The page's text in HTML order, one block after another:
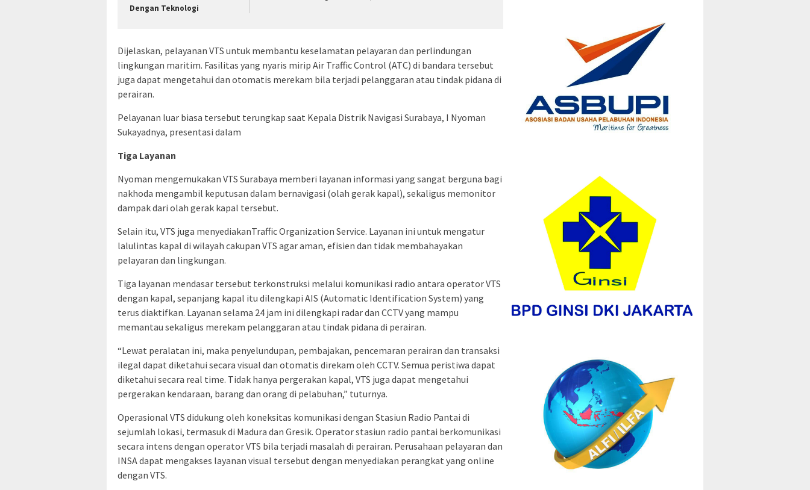
Dengan Teknologi
Dijelaskan, pelayanan VTS untuk membantu keselamatan pelayaran dan perlindungan
lingkungan maritim. Fasilitas yang nyaris mirip Air Traffic Control (ATC) di bandara tersebut
juga dapat mengetahui dan otomatis merekam bila terjadi pelanggaran atau tindak pidana di
perairan.
Pelayanan luar biasa tersebut terungkap saat Kepala Distrik Navigasi Surabaya, I Nyoman
Sukayadnya, presentasi dalam
Tiga Layanan
Nyoman mengemukakan VTS Surabaya memberi layanan informasi yang sangat berguna bagi
nakhoda mengambil keputusan dalam bernavigasi (olah gerak kapal), sekaligus memonitor
dampak dari olah gerak kapal tersebut.
Selain itu, VTS juga menyediakanTraffic Organization Service. Layanan ini untuk mengatur
lalulintas kapal di wilayah cakupan VTS agar aman, efisien dan tidak membahayakan
pelayaran dan lingkungan.
Tiga layanan mendasar tersebut terkonstruksi melalui komunikasi radio antara operator VTS
dengan kapal, sepanjang kapal itu dilengkapi AIS (Automatic Identification System) yang
terus diaktifkan. Layanan selama 24 jam ini dilengkapi radar dan CCTV yang mampu
memantau sekaligus merekam pelanggaran atau tindak pidana di perairan.
“Lewat peralatan ini, maka penyelundupan, pembajakan, pencemaran perairan dan transaksi
ilegal dapat diketahui secara visual dan otomatis direkam oleh CCTV. Semua peristiwa dapat
diketahui secara real time. Tidak hanya pergerakan kapal, VTS juga dapat mengetahui
pergerakan kendaraan, barang dan orang di pelabuhan,” tuturnya.
Operasional VTS didukung oleh koneksitas komunikasi dengan Stasiun Radio Pantai di
sejumlah lokasi, termasuk di Madura dan Gresik. Operator stasiun radio pantai berkomunikasi
secara intens dengan operator VTS bila terjadi masalah di perairan. Perusahaan pelayaran dan
INSA dapat mengakses layanan visual tersebut dengan menyediakan perangkat yang online
dengan VTS.